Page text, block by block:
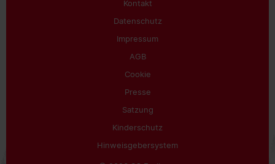
Kontakt
Datenschutz
Impressum
AGB
Cookie
Presse
Satzung
Kinderschutz
Hinweisgebersystem